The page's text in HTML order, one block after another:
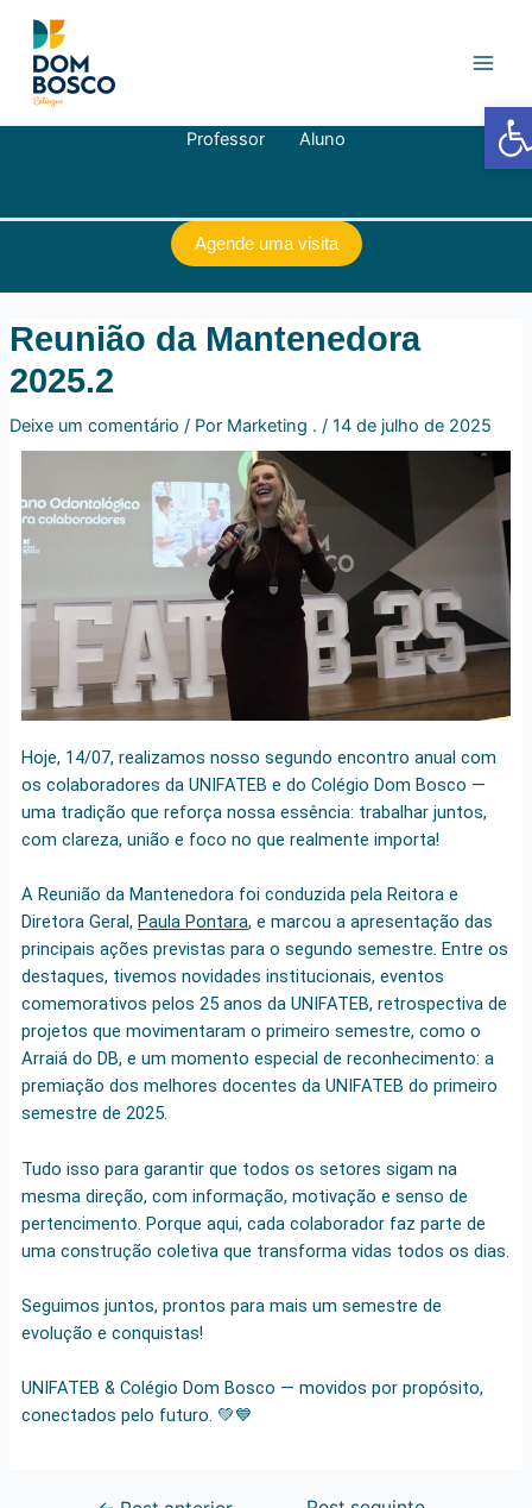
para
conteúdo
Professor Aluno
Agende uma visita
Reunião da Mantenedora
2025.2
Deixe um comentário / Por Marketing . / 14 de julho de 2025
Hoje, 14/07, realizamos nosso segundo encontro anual com
os colaboradores da UNIFATEB e do Colégio Dom Bosco —
uma tradição que reforça nossa essência: trabalhar juntos,
com clareza, união e foco no que realmente importa!
A Reunião da Mantenedora foi conduzida pela Reitora e
Diretora Geral, Paula Pontara, e marcou a apresentação das
principais ações previstas para o segundo semestre. Entre os
destaques, tivemos novidades institucionais, eventos
comemorativos pelos 25 anos da UNIFATEB, retrospectiva de
projetos que movimentaram o primeiro semestre, como o
Arraiá do DB, e um momento especial de reconhecimento: a
premiação dos melhores docentes da UNIFATEB do primeiro
semestre de 2025.
Tudo isso para garantir que todos os setores sigam na
mesma direção, com informação, motivação e senso de
pertencimento. Porque aqui, cada colaborador faz parte de
uma construção coletiva que transforma vidas todos os dias.
Seguimos juntos, prontos para mais um semestre de
evolução e conquistas!
UNIFATEB & Colégio Dom Bosco — movidos por propósito,
conectados pelo futuro. 💚💙
Post
Barra